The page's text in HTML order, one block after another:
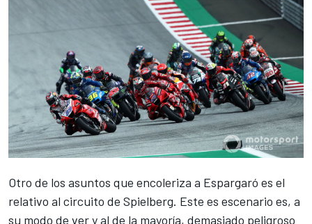
Otro de los asuntos que encoleriza a Espargaró es el
relativo al circuito de Spielberg. Este es escenario es, a
su modo de ver y al de la mayoría, demasiado peligroso